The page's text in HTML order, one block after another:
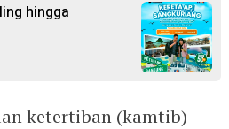
hingga
ketertiban (kamtib)